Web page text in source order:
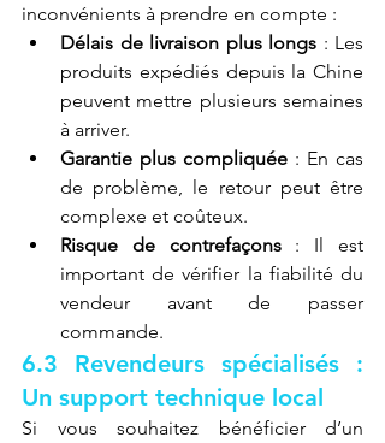
inconvénients à prendre en compte :
Délais de livraison plus longs : Les
produits expédiés depuis la Chine
peuvent mettre plusieurs semaines
à arriver.
Garantie plus compliquée : En cas
de problème, le retour peut être
complexe et coûteux.
Risque de contrefaçons : Il est
important de vérifier la fiabilité du
vendeur avant de passer
commande.
6.3 Revendeurs spécialisés :
Un support technique local
Si vous souhaitez bénéficier d’un